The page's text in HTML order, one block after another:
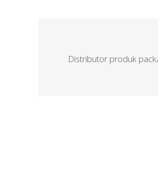
Distributor produk